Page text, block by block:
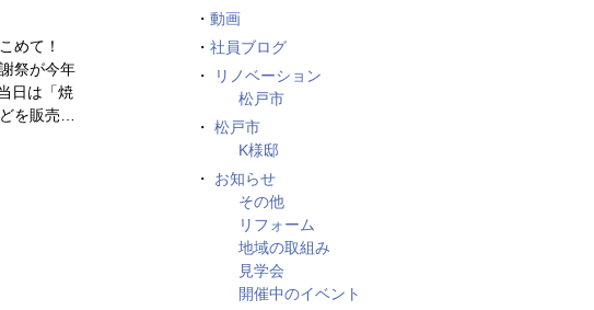
めて！
祭が今年
日は「焼
を販売…
動画
社員ブログ
リノベーション
松戸市
松戸市
K様邸
お知らせ
その他
リフォーム
地域の取組み
見学会
開催中のイベント